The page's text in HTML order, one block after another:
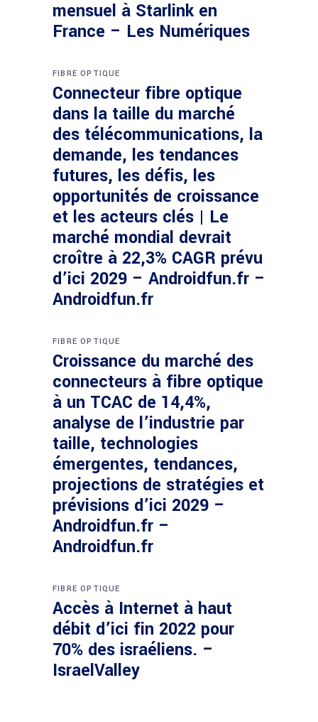
mensuel à Starlink en
France – Les Numériques
FIBRE OPTIQUE
Connecteur fibre optique
dans la taille du marché
des télécommunications, la
demande, les tendances
futures, les défis, les
opportunités de croissance
et les acteurs clés | Le
marché mondial devrait
croître à 22,3% CAGR prévu
d’ici 2029 – Androidfun.fr –
Androidfun.fr
FIBRE OPTIQUE
Croissance du marché des
connecteurs à fibre optique
à un TCAC de 14,4%,
analyse de l’industrie par
taille, technologies
émergentes, tendances,
projections de stratégies et
prévisions d’ici 2029 –
Androidfun.fr –
Androidfun.fr
FIBRE OPTIQUE
Accès à Internet à haut
débit d’ici fin 2022 pour
70% des israéliens. –
IsraelValley